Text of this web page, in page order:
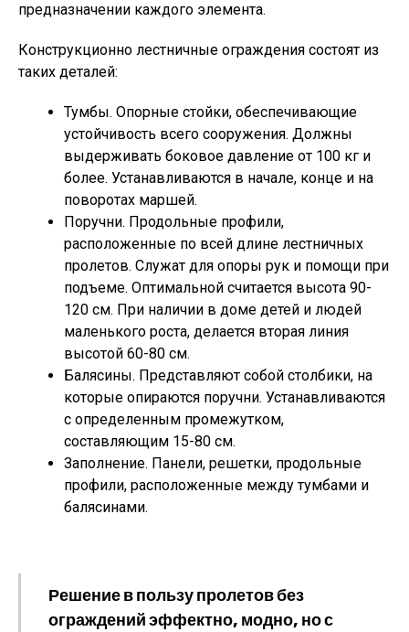
предназначении каждого элемента.
Конструкционно лестничные ограждения состоят из
таких деталей:
Тумбы. Опорные стойки, обеспечивающие
устойчивость всего сооружения. Должны
выдерживать боковое давление от 100 кг и
более. Устанавливаются в начале, конце и на
поворотах маршей.
Поручни. Продольные профили,
расположенные по всей длине лестничных
пролетов. Служат для опоры рук и помощи при
подъеме. Оптимальной считается высота 90-
120 см. При наличии в доме детей и людей
маленького роста, делается вторая линия
высотой 60-80 см.
Балясины. Представляют собой столбики, на
которые опираются поручни. Устанавливаются
с определенным промежутком,
составляющим 15-80 см.
Заполнение. Панели, решетки, продольные
профили, расположенные между тумбами и
балясинами.
Решение в пользу пролетов без
ограждений эффектно, модно, но с